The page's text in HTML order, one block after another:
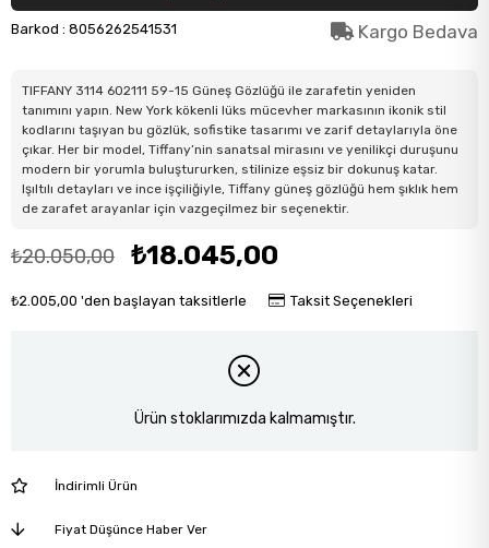
Barkod : 8056262541531 Kargo Bedava
TIFFANY 3114 602111 59-15 Güneş Gözlüğü ile zarafetin yeniden
tanımını yapın. New York kökenli lüks mücevher markasının ikonik stil
kodlarını taşıyan bu gözlük, sofistike tasarımı ve zarif detaylarıyla öne
çıkar. Her bir model, Tiffany’nin sanatsal mirasını ve yenilikçi duruşunu
modern bir yorumla buluştururken, stilinize eşsiz bir dokunuş katar.
Işıltılı detayları ve ince işçiliğiyle, Tiffany güneş gözlüğü hem şıklık hem
de zarafet arayanlar için vazgeçilmez bir seçenektir.
₺20.050,00 ₺18.045,00
₺2.005,00 'den başlayan taksitlerle Taksit Seçenekleri
Ürün stoklarımızda kalmamıştır.
İndirimli Ürün
Fiyat Düşünce Haber Ver